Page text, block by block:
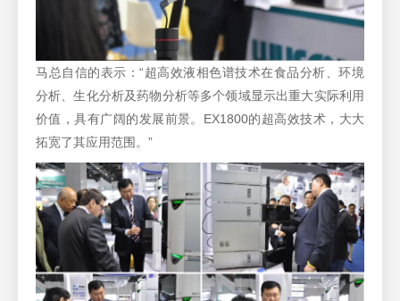
马总自信的表示：“超高效液相色谱技术在食品分析、环境
分析、生化分析及药物分析等多个领域显示出重大实际利用
价值，具有广阔的发展前景。EX1800的超高效技术，大大
拓宽了其应用范围。”